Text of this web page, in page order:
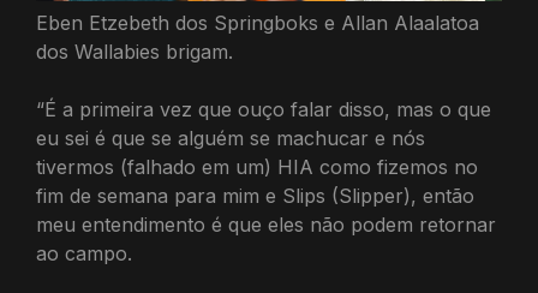
Eben Etzebeth dos Springboks e Allan Alaalatoa
dos Wallabies brigam.
“É a primeira vez que ouço falar disso, mas o que
eu sei é que se alguém se machucar e nós
tivermos (falhado em um) HIA como fizemos no
fim de semana para mim e Slips (Slipper), então
meu entendimento é que eles não podem retornar
ao campo.